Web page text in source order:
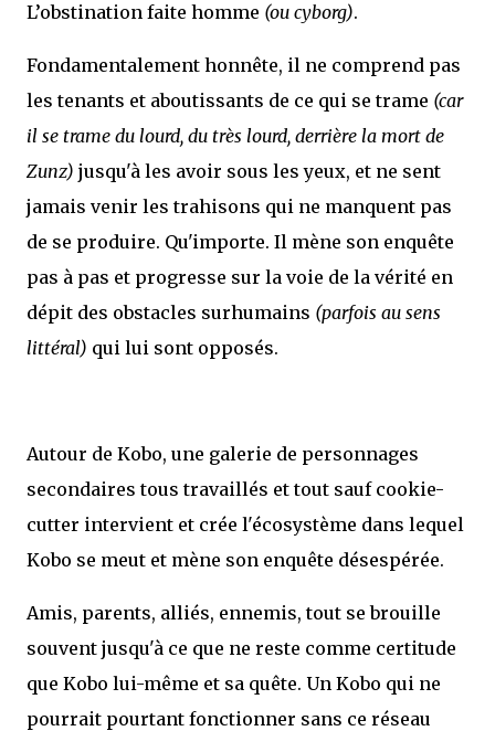
L’obstination faite homme (ou cyborg).
Fondamentalement honnête, il ne comprend pas
les tenants et aboutissants de ce qui se trame (car
il se trame du lourd, du très lourd, derrière la mort de
Zunz) jusqu'à les avoir sous les yeux, et ne sent
jamais venir les trahisons qui ne manquent pas
de se produire. Qu'importe. Il mène son enquête
pas à pas et progresse sur la voie de la vérité en
dépit des obstacles surhumains (parfois au sens
littéral) qui lui sont opposés.
Autour de Kobo, une galerie de personnages
secondaires tous travaillés et tout sauf cookie-
cutter intervient et crée l'écosystème dans lequel
Kobo se meut et mène son enquête désespérée.
Amis, parents, alliés, ennemis, tout se brouille
souvent jusqu'à ce que ne reste comme certitude
que Kobo lui-même et sa quête. Un Kobo qui ne
pourrait pourtant fonctionner sans ce réseau